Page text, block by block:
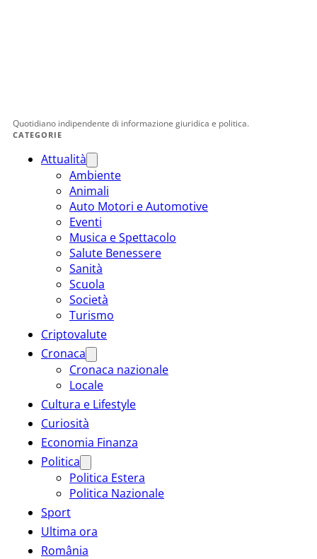
Quotidiano indipendente di informazione giuridica e politica.
CATEGORIE
Attualità
Ambiente
Animali
Auto Motori e Automotive
Eventi
Musica e Spettacolo
Salute Benessere
Sanità
Scuola
Società
Turismo
Criptovalute
Cronaca
Cronaca nazionale
Locale
Cultura e Lifestyle
Curiosità
Economia Finanza
Politica
Politica Estera
Politica Nazionale
Sport
Ultima ora
România